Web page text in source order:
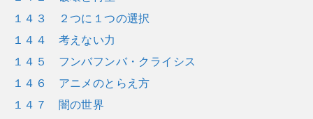
１４３ ２つに１つの選択
１４４ 考えない力
１４５ フンバフンバ・クライシス
１４６ アニメのとらえ方
１４７ 闇の世界